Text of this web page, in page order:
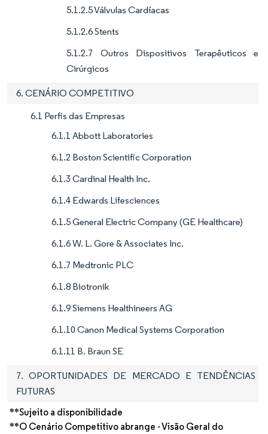
5.1.2.5 Válvulas Cardíacas
5.1.2.6 Stents
5.1.2.7 Outros Dispositivos Terapêuticos e
Cirúrgicos
6. CENÁRIO COMPETITIVO
6.1 Perfis das Empresas
6.1.1 Abbott Laboratories
6.1.2 Boston Scientific Corporation
6.1.3 Cardinal Health Inc.
6.1.4 Edwards Lifesciences
6.1.5 General Electric Company (GE Healthcare)
6.1.6 W. L. Gore & Associates Inc.
6.1.7 Medtronic PLC
6.1.8 Biotronik
6.1.9 Siemens Healthineers AG
6.1.10 Canon Medical Systems Corporation
6.1.11 B. Braun SE
7. OPORTUNIDADES DE MERCADO E TENDÊNCIAS
FUTURAS
**Sujeito a disponibilidade
**O Cenário Competitivo abrange - Visão Geral do